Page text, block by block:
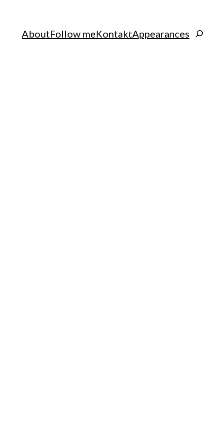
AboutFollow meKontaktAppearances Search